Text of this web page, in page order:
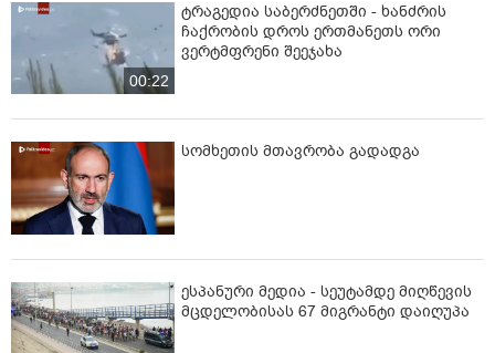
00:22
ტრაგედია საბერძნეთში - ხანძრის
ჩაქრობის დროს ერთმანეთს ორი
ვერტმფრენი შეეჯახა
სომხეთის მთავრობა გადადგა
ესპანური მედია - სეუტამდე მიღწევის
მცდელობისას 67 მიგრანტი დაიღუპა